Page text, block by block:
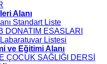
Alanı
Standart Liste
DONATIM ESASLARI
Listesi
ve Eğitimi Alanı
ÇOCUK SAĞLIĞI DERSİ